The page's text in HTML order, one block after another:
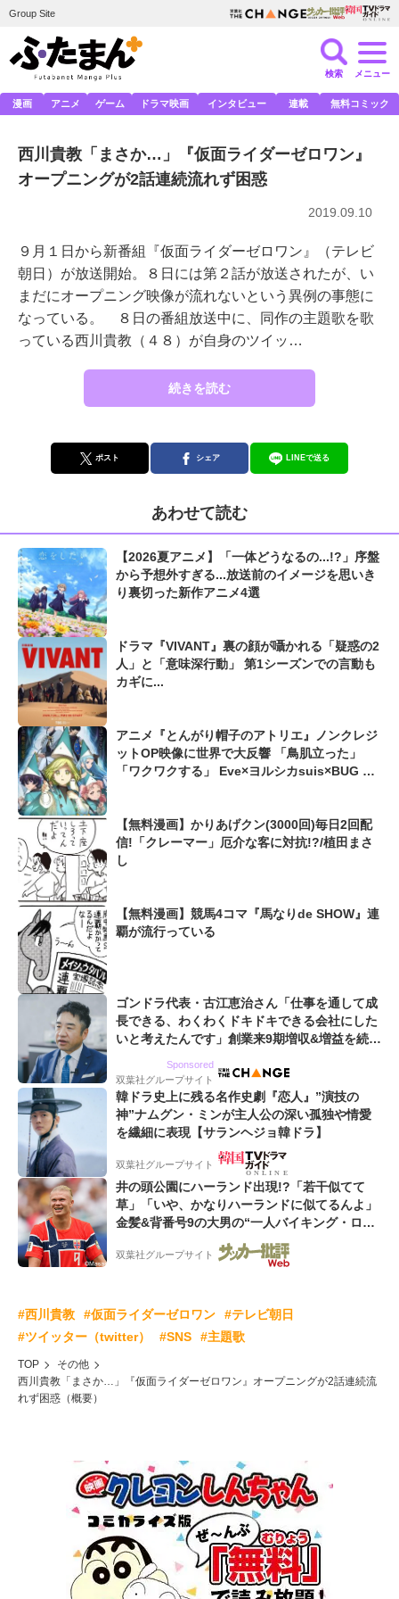
Group Site
検索 メニュー
漫画 アニメ ゲーム ドラマ映画 インタビュー 連載 無料コミック
西川貴教「まさか…」『仮面ライダーゼロワン』
オープニングが2話連続流れず困惑
2019.09.10
９月１日から新番組『仮面ライダーゼロワン』（テレビ
朝日）が放送開始。８日には第２話が放送されたが、い
まだにオープニング映像が流れないという異例の事態に
なっている。 ８日の番組放送中に、同作の主題歌を歌
っている西川貴教（４８）が自身のツイッ…
続きを読む
ポスト シェア LINEで送る
あわせて読む
【2026夏アニメ】「一体どうなるの...!?」序盤
から予想外すぎる...放送前のイメージを思いき
り裏切った新作アニメ4選
ドラマ『VIVANT』裏の顔が囁かれる「疑惑の2
人」と「意味深行動」 第1シーズンでの言動も
カギに...
アニメ『とんがり帽子のアトリエ』ノンクレジ
ットOP映像に世界で大反響 「鳥肌立った」
「ワクワクする」 Eve×ヨルシカsuis×BUG FI
【無料漫画】かりあげクン(3000回)毎日2回配
信!「クレーマー」厄介な客に対抗!?/植田まさ
し
【無料漫画】競馬4コマ『馬なりde SHOW』連
覇が流行っている
ゴンドラ代表・古江恵治さん「仕事を通して成
長できる、わくわくドキドキできる会社にした
いと考えたんです」創業来9期増収&増益を続け
Sponsored
双葉社グループサイト
韓ドラ史上に残る名作史劇『恋人』”演技の
神”ナムグン・ミンが主人公の深い孤独や情愛
を繊細に表現【サランヘジョ韓ドラ】
双葉社グループサイト
井の頭公園にハーランド出現!?「若干似てて
草」「いや、かなりハーランドに似てるんよ」
金髪&背番号9の大男の“一人バイキング・ロ
ー”映像が話題!「元気をもらった」
双葉社グループサイト
#西川貴教 #仮面ライダーゼロワン
#テレビ朝日
#ツイッター（twitter）
#SNS #主題歌
TOP
その他
西川貴教「まさか…」『仮面ライダーゼロワン』オープニングが2話連続流
れず困惑（概要）